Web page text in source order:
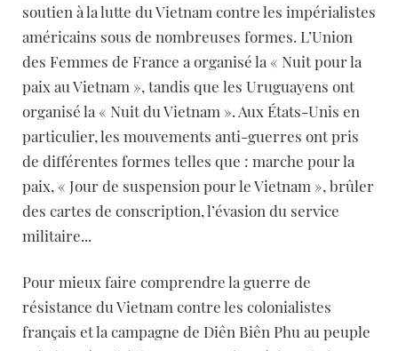
soutien à la lutte du Vietnam contre les impérialistes
américains sous de nombreuses formes. L’Union
des Femmes de France a organisé la « Nuit pour la
paix au Vietnam », tandis que les Uruguayens ont
organisé la « Nuit du Vietnam ». Aux États-Unis en
particulier, les mouvements anti-guerres ont pris
de différentes formes telles que : marche pour la
paix, « Jour de suspension pour le Vietnam », brûler
des cartes de conscription, l’évasion du service
militaire...
Pour mieux faire comprendre la guerre de
résistance du Vietnam contre les colonialistes
français et la campagne de Diên Biên Phu au peuple